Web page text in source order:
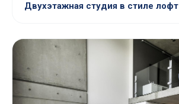
Двухэтажная студия в стиле лофт